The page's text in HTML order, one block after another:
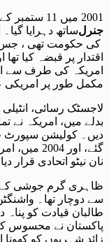
2001 میں
ساتھ دہرایاجنرل
اقتدار پر قبضہ کیا تھا
امریکہ کی طرف سے
مکمل طور پر امریکی
لاجسٹک رسائی،
بدلے میں، امریکہ نے
گئے، اور
نان نیٹو اتحادی قرار دیا۔
ظاہری گرم جوشی کے
سے دوچار تھا۔
طالبان قیادت کو
زائد شہریوں کو